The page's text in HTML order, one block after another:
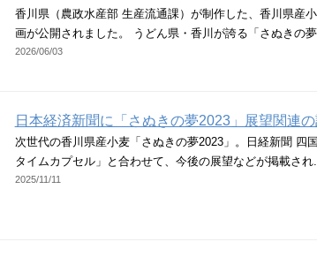
香川県（農政水産部 生産流通課）が制作した、香川県産
画が公開されました。 うどん県・香川が誇る「さぬきの夢
2026/06/03
日本経済新聞に「さぬきの夢2023」展望関連
次世代の香川県産小麦「さぬきの夢2023」。日経新聞 四
タイムカプセル」と合わせて、今後の展望などが掲載され
2025/11/11